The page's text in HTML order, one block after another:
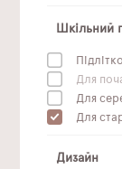
Шкільний
Для
Для
Для
Дизайн